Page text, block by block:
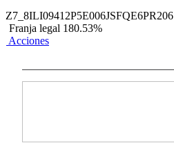
Z7_8ILI09412P5E006JSFQE6PR206
Franja legal 180.53%
Acciones